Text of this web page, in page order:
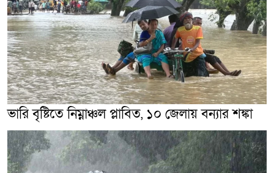
ভারি বৃষ্টিতে নিম্নাঞ্চল প্লাবিত, ১০ জেলায় বন্যার শঙ্কা